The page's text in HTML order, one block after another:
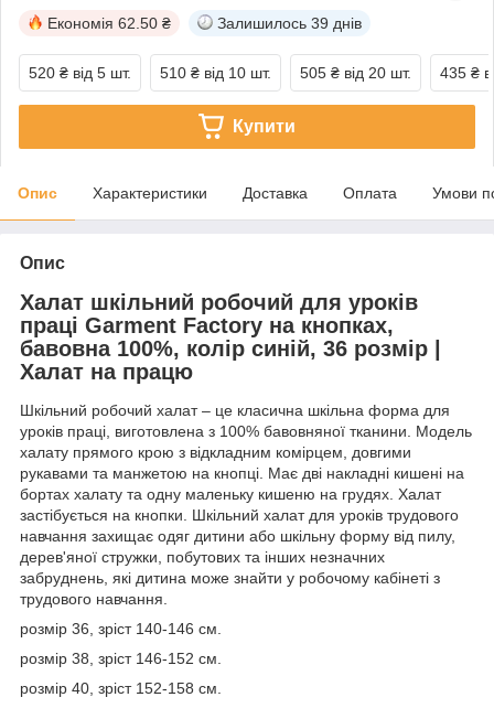
Економія 62.50 ₴ Залишилось 39 днів
520 ₴ від 5 шт. 510 ₴ від 10 шт. 505 ₴ від 20 шт. 435 ₴
Купити
Опис Характеристики Доставка Оплата Умови
Опис
Халат шкільний робочий для уроків
праці Garment Factory на кнопках,
бавовна 100%, колір синій, 36 розмір |
Халат на працю
Шкільний робочий халат – це класична шкільна форма для
уроків праці, виготовлена з 100% бавовняної тканини. Модель
халату прямого крою з відкладним комірцем, довгими
рукавами та манжетою на кнопці. Має дві накладні кишені на
бортах халату та одну маленьку кишеню на грудях. Халат
застібується на кнопки. Шкільний халат для уроків трудового
навчання захищає одяг дитини або шкільну форму від пилу,
дерев'яної стружки, побутових та інших незначних
забруднень, які дитина може знайти у робочому кабінеті з
трудового навчання.
розмір 36, зріст 140-146 см.
розмір 38, зріст 146-152 см.
розмір 40, зріст 152-158 см.